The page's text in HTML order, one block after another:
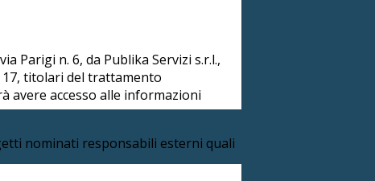
Parigi n. 6, da Publika Servizi s.r.l.,
17, titolari del trattamento
avere accesso alle informazioni
nominati responsabili esterni quali